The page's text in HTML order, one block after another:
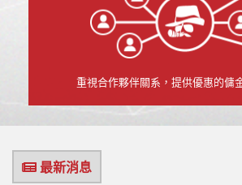
重視合作夥伴關系，提供優惠的傭
最新消息